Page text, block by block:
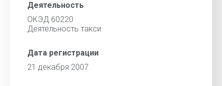
Деятельность
ОКЭД 60220
Деятельность такси
Дата регистрации
21 декабря 2007